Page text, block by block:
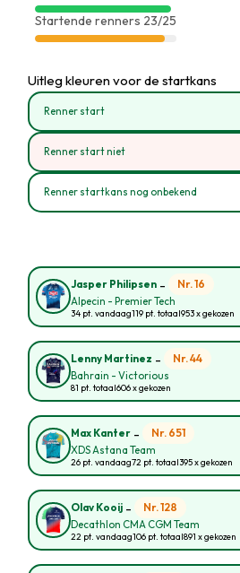
Startende renners 23/25
Uitleg kleuren voor de startkans
Renner start
Renner start niet
Renner startkans nog onbekend
Jasper Philipsen - Nr. 16
Alpecin - Premier Tech
34 pt. vandaag119 pt. totaal953 x gekozen
Lenny Martinez - Nr. 44
Bahrain - Victorious
81 pt. totaal606 x gekozen
Max Kanter - Nr. 651
XDS Astana Team
26 pt. vandaag72 pt. totaal395 x gekozen
Olav Kooij - Nr. 128
Decathlon CMA CGM Team
22 pt. vandaag106 pt. totaal891 x gekozen